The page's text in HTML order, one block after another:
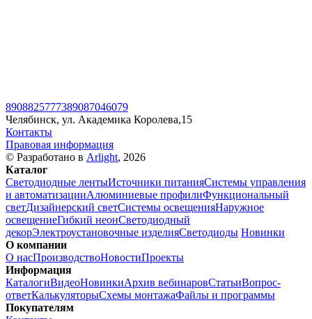
8908825777389087046079
Челябинск, ул. Академика Королева,15
Контакты
Правовая информация
© Разработано в Arlight, 2026
Каталог
Светодиодные лентыИсточники питанияСистемы управления
и автоматизацииАлюминиевые профилиФункциональный
светДизайнерский светСистемы освещенияНаружное
освещениеГибкий неонСветодиодный
декорЭлектроустановочные изделияСветодиоды Новинки
О компании
О насПроизводствоНовостиПроекты
Информация
КаталогиВидеоНовинкиАрхив вебинаровСтатьиВопрос-
ответКалькуляторыСхемы монтажаФайлы и программы
Покупателям